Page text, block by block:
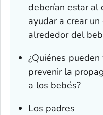
deberían estar al
ayudar a crear
alrededor del
¿Quiénes
prevenir la
a los bebés?
Los padres